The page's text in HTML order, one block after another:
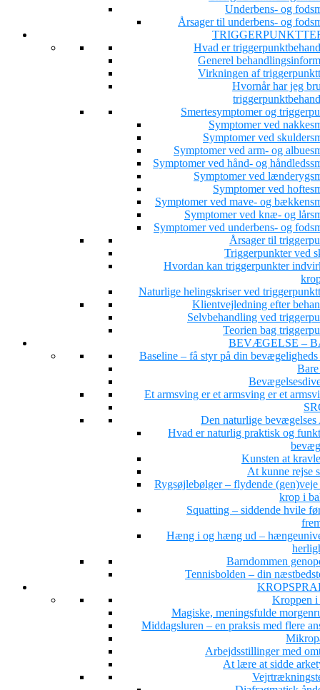
Underbens- og
Årsager til underbens- og
Hvad er
Generel
Virkningen af
Hvornår har jeg
Smertesymptomer og
Symptomer ved
Symptomer ved
Symptomer ved arm- og
Symptomer ved hånd- og
Symptomer ved
Symptomer ved
Symptomer ved mave- og
Symptomer ved knæ- og
Symptomer ved underbens- og
Årsager til
Triggerpunkter ved
Hvordan kan triggerpunkter
Naturlige helingskriser ved
Klientvejledning efter
Selvbehandling ved
Teorien bag
BEVÆGELSE –
Baseline – få styr på din bevægeligheds
Et armsving er et armsving er et
Den naturlige
Hvad er naturlig praktisk og
Kunsten at
At kunne rejse
Rygsøjlebølger – flydende
krop i
Squatting – siddende hvile
Hæng i og hæng ud –
Barndommen
Tennisbolden – din
Kroppen i
Magiske, meningsfulde
Middagsluren – en praksis med flere
Arbejdsstillinger med
At lære at sidde